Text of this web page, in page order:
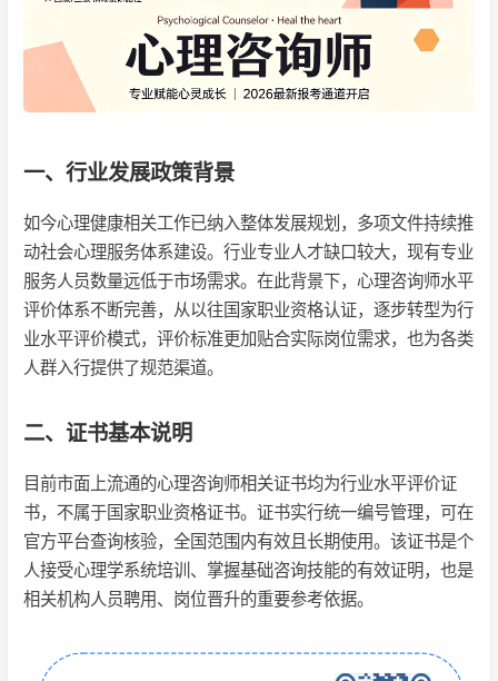
一、行业发展政策背景
如今心理健康相关工作已纳入整体发展规划，多项文件持续推
动社会心理服务体系建设。行业专业人才缺口较大，现有专业
服务人员数量远低于市场需求。在此背景下，心理咨询师水平
评价体系不断完善，从以往国家职业资格认证，逐步转型为行
业水平评价模式，评价标准更加贴合实际岗位需求，也为各类
人群入行提供了规范渠道。
二、证书基本说明
目前市面上流通的心理咨询师相关证书均为行业水平评价证
书，不属于国家职业资格证书。证书实行统一编号管理，可在
官方平台查询核验，全国范围内有效且长期使用。该证书是个
人接受心理学系统培训、掌握基础咨询技能的有效证明，也是
相关机构人员聘用、岗位晋升的重要参考依据。